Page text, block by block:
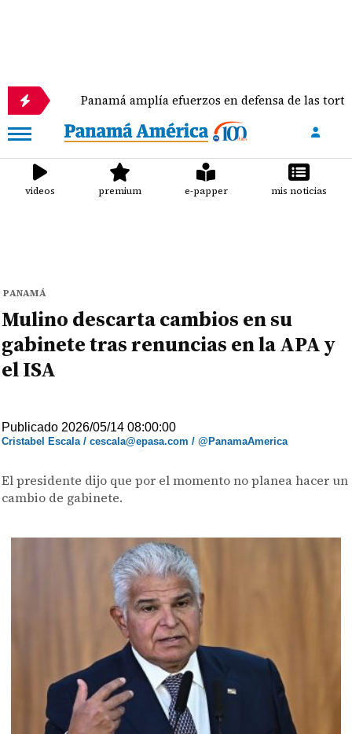
Panamá amplía efuerzos en defensa de las tortugas
videos premium e-papper mis noticias
PANAMÁ
Mulino descarta cambios en su
gabinete tras renuncias en la APA y
el ISA
Publicado 2026/05/14 08:00:00
Cristabel Escala / cescala@epasa.com / @PanamaAmerica
El presidente dijo que por el momento no planea hacer un
cambio de gabinete.